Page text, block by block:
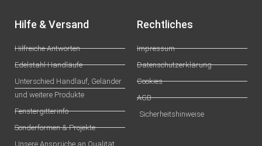
Hilfe & Versand
Hilfreiche Antworten
Edelstahl Handläufe
Unterschied Handlauf, Geländer
und weitere Produkte
Fenstergitterinfo
Sonderformen & Projekte
Unsere Ansprüche an Qualität
Rechtliches
Impressum
Datenschutzerklärung
Cookies
AGB
Sicherheitshinweise